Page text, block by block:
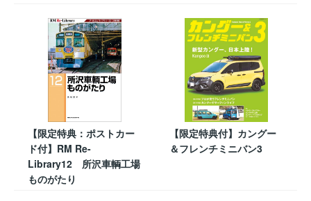
【限定特典：ポストカー
ド付】RM Re-
Library12 所沢車輌工場
ものがたり
【限定特典付】カングー
＆フレンチミニバン3